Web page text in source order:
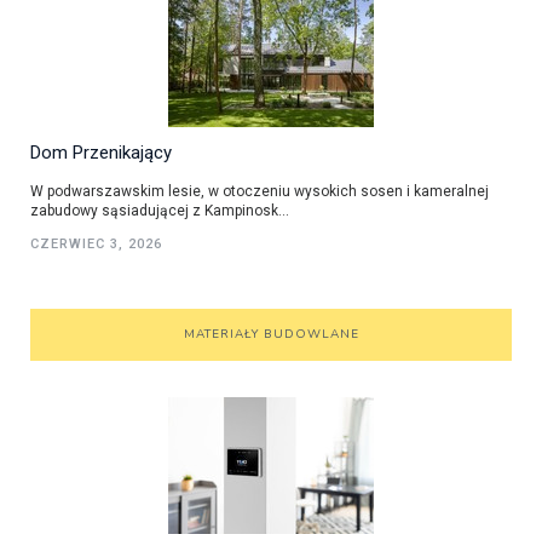
Dom Przenikający
W podwarszawskim lesie, w otoczeniu wysokich sosen i kameralnej
zabudowy sąsiadującej z Kampinosk...
CZERWIEC 3, 2026
MATERIAŁY BUDOWLANE